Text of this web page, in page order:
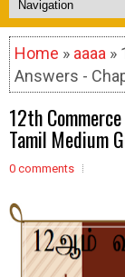
Home » aaaa »
Answers -
12th
Tamil Medium
0 comments